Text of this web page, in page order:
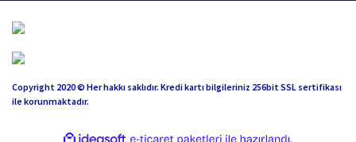
Copyright 2020 © Her hakkı saklıdır. Kredi kartı bilgileriniz 256bit SSL sertifikası
ile korunmaktadır.
ideasoft e-